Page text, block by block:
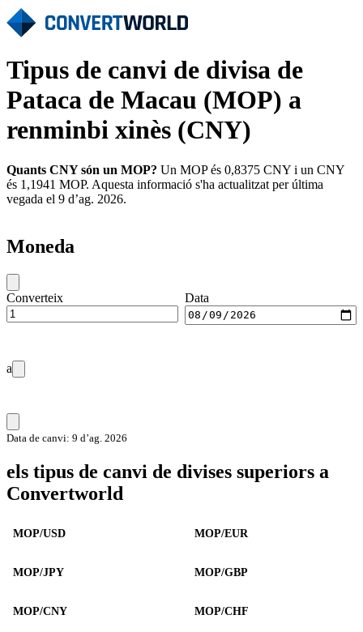
Tipus de canvi de divisa de
Pataca de Macau (MOP) a
renminbi xinès (CNY)
Quants CNY són un MOP? Un MOP és 0,8375 CNY i un CNY
és 1,1941 MOP. Aquesta informació s'ha actualitzat per última
vegada el 9 d’ag. 2026.
Moneda
Converteix Data
a
Data de canvi: 9 d’ag. 2026
els tipus de canvi de divises superiors a
Convertworld
MOP/USD MOP/EUR
MOP/JPY MOP/GBP
MOP/CNY MOP/CHF